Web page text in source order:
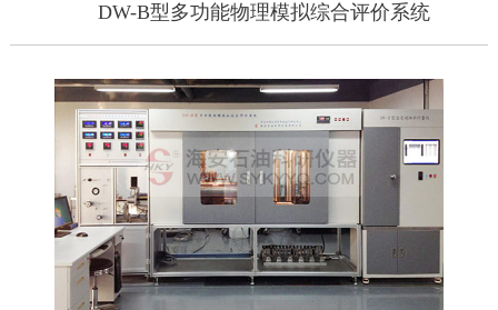
DW-B型多功能物理模拟综合评价系统